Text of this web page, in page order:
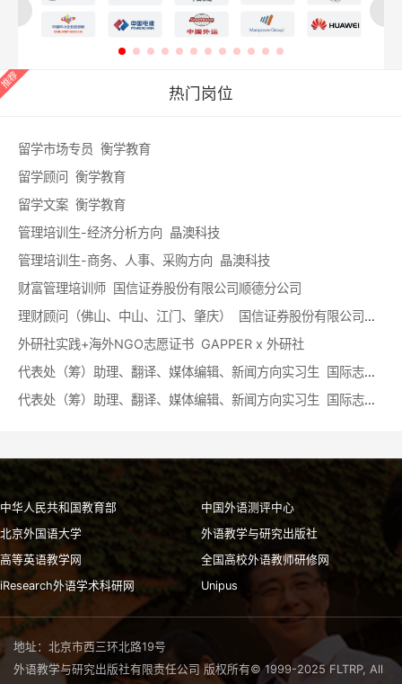
热门岗位
留学市场专员 衡学教育
留学顾问 衡学教育
留学文案 衡学教育
管理培训生-经济分析方向 晶澳科技
管理培训生-商务、人事、采购方向 晶澳科技
财富管理培训师 国信证券股份有限公司顺德分公司
理财顾问（佛山、中山、江门、肇庆） 国信证券股份有限公司顺德分公司
外研社实践+海外NGO志愿证书 GAPPER x 外研社
代表处（筹）助理、翻译、媒体编辑、新闻方向实习生 国际志愿者协会（IAVE）中国代表处（筹）
代表处（筹）助理、翻译、媒体编辑、新闻方向实习生 国际志愿者协会（IAVE）中国代表处（筹）
中华人民共和国教育部
中国外语测评中心
北京外国语大学
外语教学与研究出版社
高等英语教学网
全国高校外语教师研修网
iResearch外语学术科研网
Unipus
地址：北京市西三环北路19号
外语教学与研究出版社有限责任公司 版权所有© 1999-2025 FLTRP, All